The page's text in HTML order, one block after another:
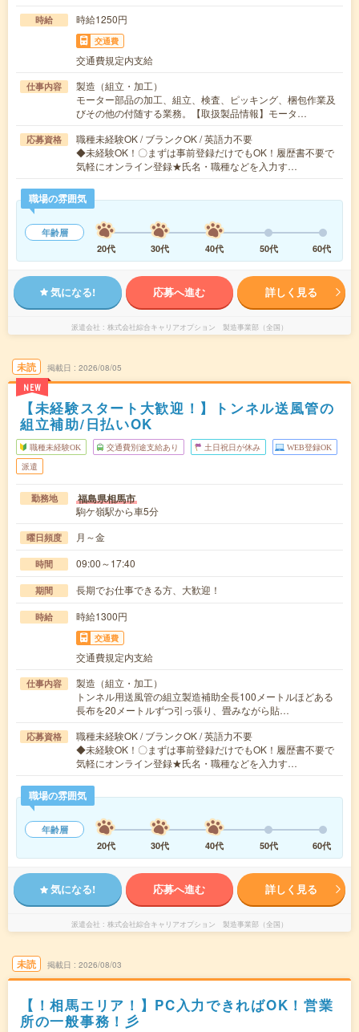
時給 時給1250円
交通費
交通費規定内支給
仕事内容
製造（組立・加工）
モーター部品の加工、組立、検査、ピッキング、梱包作業及
びその他の付随する業務。【取扱製品情報】モータ…
応募資格
職種未経験OK / ブランクOK / 英語力不要
◆未経験OK！〇まずは事前登録だけでもOK！履歴書不要で
気軽にオンライン登録★氏名・職種などを入力す…
職場の雰囲気
年齢層
20代
30代 40代 50代 60代
気になる! 応募へ進む 詳しく見る
派遣会社 株式会社綜合キャリアオプション 製造事業部（全国）
未読
NEW
掲載日 2026/08/05
【未経験スタート大歓迎！】トンネル送風管の
組立補助/日払いOK
職種未経験OK 交通費別途支給あり 土日祝日が休み WEB登録OK
派遣
勤務地 福島県相馬市
駒ケ嶺駅から車5分
曜日頻度 月～金
時間 09:00～17:40
期間 長期でお仕事できる方、大歓迎！
時給 時給1300円
交通費
交通費規定内支給
仕事内容
製造（組立・加工）
トンネル用送風管の組立製造補助全長100メートルほどある
長布を20メートルずつ引っ張り、畳みながら貼…
応募資格
職種未経験OK / ブランクOK / 英語力不要
◆未経験OK！〇まずは事前登録だけでもOK！履歴書不要で
気軽にオンライン登録★氏名・職種などを入力す…
職場の雰囲気
年齢層
20代
30代 40代 50代 60代
気になる! 応募へ進む 詳しく見る
派遣会社 株式会社綜合キャリアオプション 製造事業部（全国）
未読 掲載日 2026/08/03
【！相馬エリア！】PC入力できればOK！営業
所の一般事務！彡